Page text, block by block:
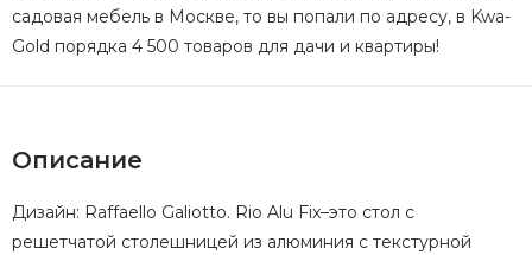
садовая мебель в Москве, то вы попали по адресу, в Kwa-
Gold порядка 4 500 товаров для дачи и квартиры!
Описание
Дизайн: Raffaello Galiotto. Rio Alu Fix–это стол с
решетчатой столешницей из алюминия с текстурной